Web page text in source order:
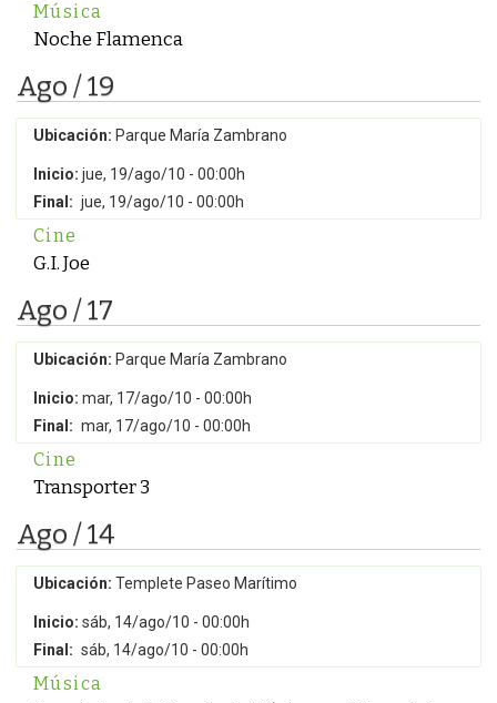
Música
Noche Flamenca
Ago / 19
Ubicación: Parque María Zambrano
Inicio: jue, 19/ago/10 - 00:00h
Final: jue, 19/ago/10 - 00:00h
Cine
G.I. Joe
Ago / 17
Ubicación: Parque María Zambrano
Inicio: mar, 17/ago/10 - 00:00h
Final: mar, 17/ago/10 - 00:00h
Cine
Transporter 3
Ago / 14
Ubicación: Templete Paseo Marítimo
Inicio: sáb, 14/ago/10 - 00:00h
Final: sáb, 14/ago/10 - 00:00h
Música